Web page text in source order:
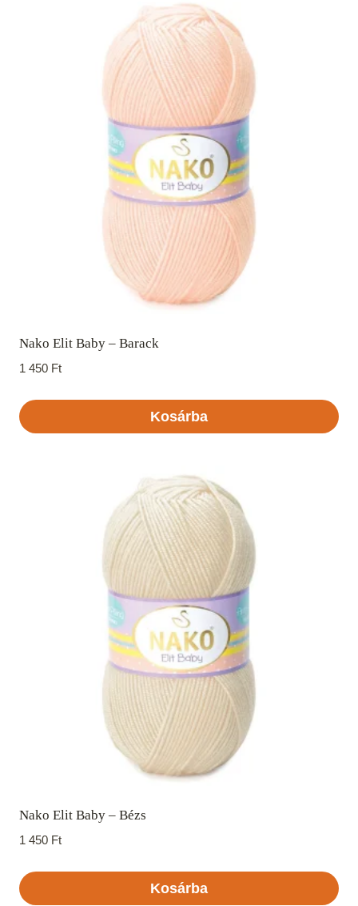
Nako Elit Baby – Barack
1 450 Ft
Kosárba
Nako Elit Baby – Bézs
1 450 Ft
Kosárba